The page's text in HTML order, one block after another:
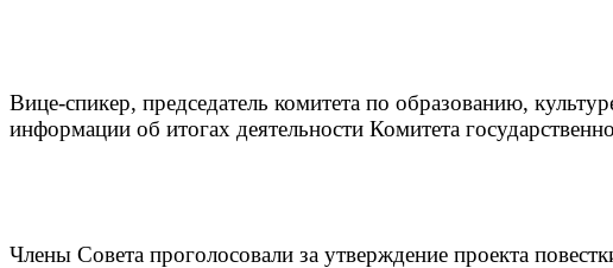
Вице-спикер, председатель комитета по образованию,
информации об итогах деятельности Комитета
Члены Совета проголосовали за утверждение проекта